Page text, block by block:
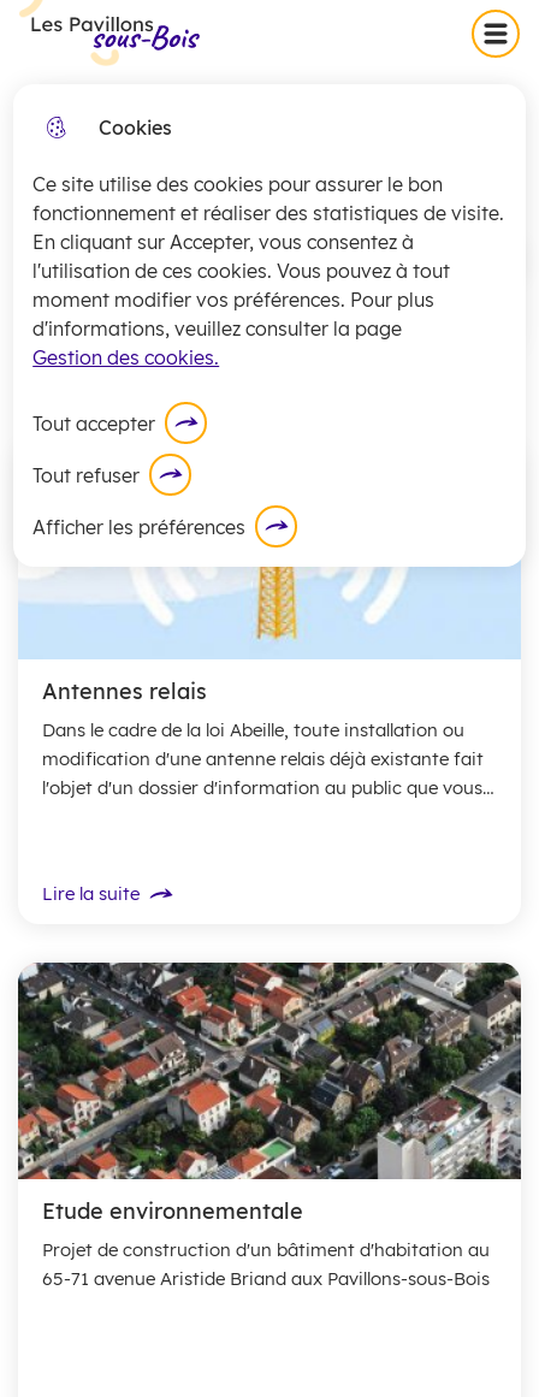
Cookies
Ce site utilise des cookies pour assurer le bon
fonctionnement et réaliser des statistiques de visite.
En cliquant sur Accepter, vous consentez à
l'utilisation de ces cookies. Vous pouvez à tout
moment modifier vos préférences. Pour plus
d'informations, veuillez consulter la page
Gestion des cookies.
Afficher les préférences
Tout accepter
Tout refuser
Skip
menu
Skip
to
Skip to
Collecte exceptionnelle des
jeudi 16 juillet
Lacollectedes encombrants pour les
secteurs 1 et 2 sera exceptionnellement
assuréece jeudi 16 juillet.
En savoir plus
Les Pavillons-sous-Bois Menu
Accueil
Consultation, concertation, antenne
Antennes relais
Dans le cadre de la loi Abeille, toute installation ou
modification d'une antenne relais déjà existante fait
l'objet d'un dossier d'information au public que vous
Lire la suite
Etude environnementale
Projet de construction d'un bâtiment d'habitation au
65-71 avenue Aristide Briand aux Pavillons-sous-Bois